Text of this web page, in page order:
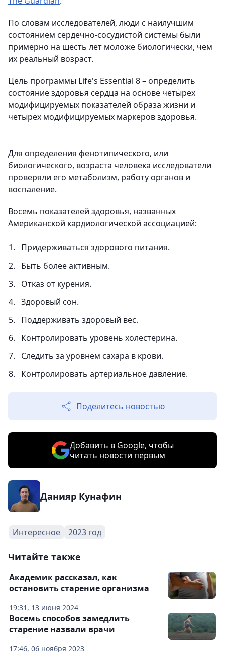
По словам исследователей, люди с наилучшим
состоянием сердечно-сосудистой системы были
примерно на шесть лет моложе биологически, чем
их реальный возраст.
Цель программы Life's Essential 8 – определить
состояние здоровья сердца на основе четырех
модифицируемых показателей образа жизни и
четырех модифицируемых маркеров здоровья.
Для определения фенотипического, или
биологического, возраста человека исследователи
проверяли его метаболизм, работу органов и
воспаление.
Восемь показателей здоровья, названных
Американской кардиологической ассоциацией:
Придерживаться здорового питания.
Быть более активным.
Отказ от курения.
Здоровый сон.
Поддерживать здоровый вес.
Контролировать уровень холестерина.
Следить за уровнем сахара в крови.
Контролировать артериальное давление.
Поделитесь новостью
Добавить в Google, чтобы
читать новости первым
Данияр Кунафин
Интересное 2023 год
Читайте также
19:31, 13 июня 2024
Академик рассказал, как
остановить старение организма
17:46, 06 ноября 2023
Восемь способов замедлить
старение назвали врачи